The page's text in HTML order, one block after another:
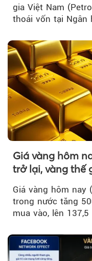
gia Việt Nam
thoái vốn tại Ngân
Giá vàng hôm
trở lại, vàng thế
Giá vàng hôm nay
trong nước tăng
mua vào, lên
trì trên ngưỡng